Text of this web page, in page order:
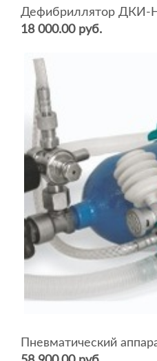
Дефибриллятор ДКИ-
18 000.00 руб.